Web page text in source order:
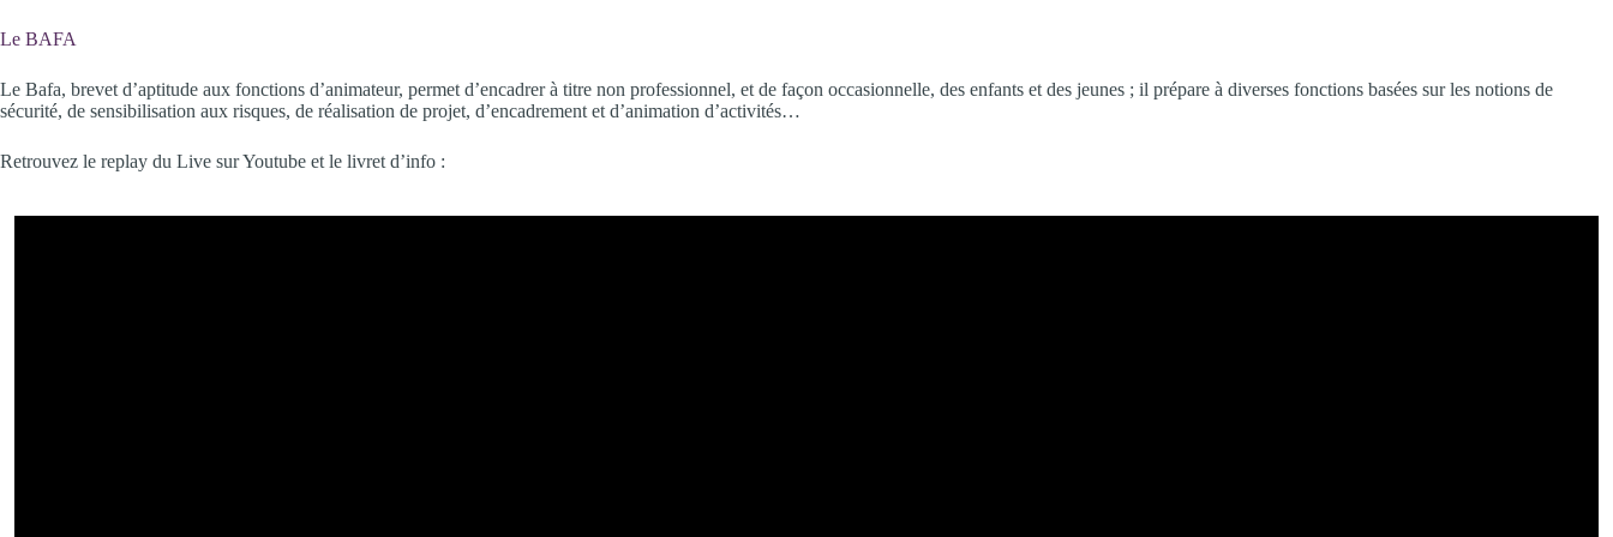
Le BAFA
Le Bafa, brevet d’aptitude aux fonctions d’animateur, permet d’encadrer à titre non professionnel, et de façon occasionnelle, des enfants et des jeunes ; il prépare à diverses fonctions basées sur les notions de
sécurité, de sensibilisation aux risques, de réalisation de projet, d’encadrement et d’animation d’activités…
Retrouvez le replay du Live sur Youtube et le livret d’info :